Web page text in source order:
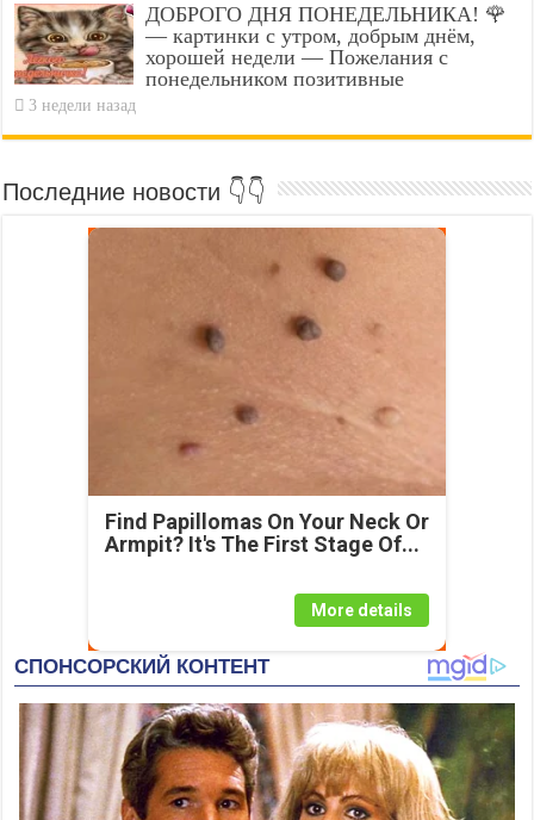
ДОБРОГО ДНЯ ПОНЕДЕЛЬНИКА! 🌹
— картинки с утром, добрым днём,
хорошей недели — Пожелания с
понедельником позитивные
3 недели назад
Последние новости 👇👇
Find Papillomas On Your Neck Or
Armpit? It's The First Stage Of...
More details